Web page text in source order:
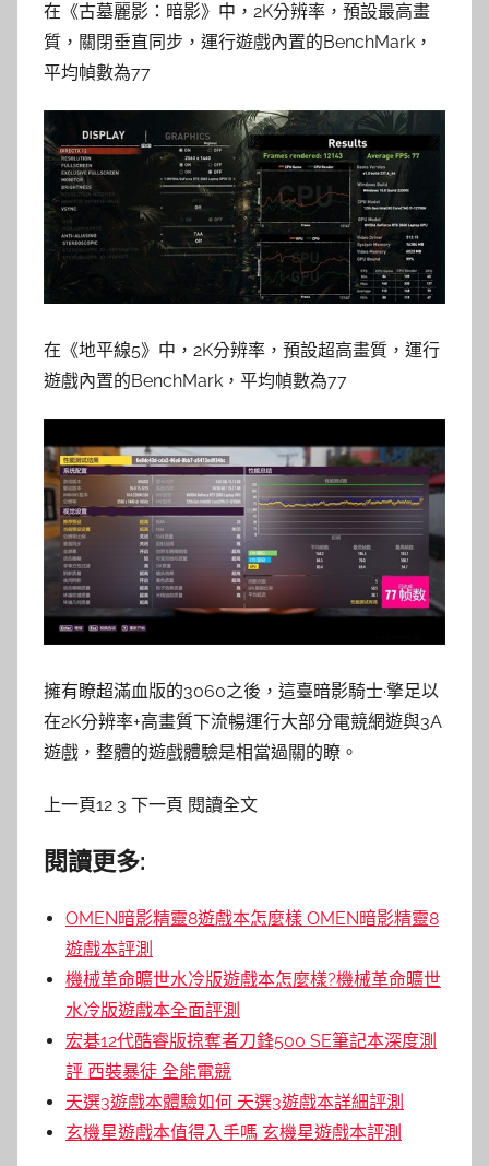
在《古墓麗影：暗影》中，2K分辨率，預設最高畫
質，關閉垂直同步，運行遊戲內置的BenchMark，
平均幀數為77
在《地平線5》中，2K分辨率，預設超高畫質，運行
遊戲內置的BenchMark，平均幀數為77
擁有瞭超滿血版的3060之後，這臺暗影騎士·擎足以
在2K分辨率+高畫質下流暢運行大部分電競網遊與3A
遊戲，整體的遊戲體驗是相當過關的瞭。
上一頁12 3 下一頁 閱讀全文
閱讀更多:
OMEN暗影精靈8遊戲本怎麼樣 OMEN暗影精靈8
遊戲本評測
機械革命曠世水冷版遊戲本怎麼樣?機械革命曠世
水冷版遊戲本全面評測
宏碁12代酷睿版掠奪者刀鋒500 SE筆記本深度測
評 西裝暴徒 全能電競
天選3遊戲本體驗如何 天選3遊戲本詳細評測
玄機星遊戲本值得入手嗎 玄機星遊戲本評測